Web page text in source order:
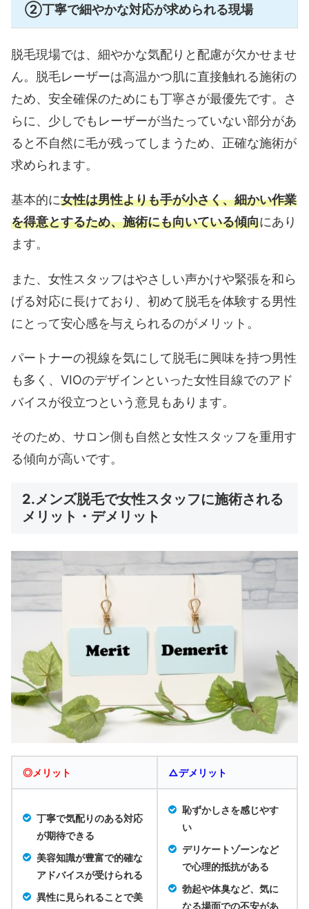
②丁寧で細やかな対応が求められる現場
脱毛現場では、細やかな気配りと配慮が欠かせませ
ん。脱毛レーザーは高温かつ肌に直接触れる施術の
ため、安全確保のためにも丁寧さが最優先です。さ
らに、少しでもレーザーが当たっていない部分があ
ると不自然に毛が残ってしまうため、正確な施術が
求められます。
基本的に女性は男性よりも手が小さく、細かい作業
を得意とするため、施術にも向いている傾向にあり
ます。
また、女性スタッフはやさしい声かけや緊張を和ら
げる対応に長けており、初めて脱毛を体験する男性
にとって安心感を与えられるのがメリット。
パートナーの視線を気にして脱毛に興味を持つ男性
も多く、VIOのデザインといった女性目線でのアド
バイスが役立つという意見もあります。
そのため、サロン側も自然と女性スタッフを重用す
る傾向が高いです。
2.メンズ脱毛で女性スタッフに施術される
メリット・デメリット
◎メリット △デメリット
丁寧で気配りのある対応
が期待できる
美容知識が豊富で的確な
アドバイスが受けられる
異性に見られることで美
恥ずかしさを感じやす
い
デリケートゾーンなど
で心理的抵抗がある
勃起や体臭など、気に
なる場面での不安があ